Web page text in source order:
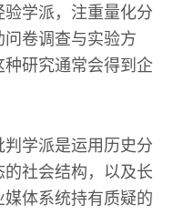
学派，注重量化分
卷调查与实验方
研究通常会得到企
学派是运用历史分
社会结构，以及长
体系统持有质疑的